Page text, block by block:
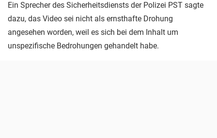
Ein Sprecher des Sicherheitsdiensts der Polizei PST sagte
dazu, das Video sei nicht als ernsthafte Drohung
angesehen worden, weil es sich bei dem Inhalt um
unspezifische Bedrohungen gehandelt habe.